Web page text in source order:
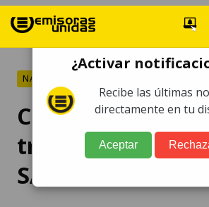
NACIONALES
Cinco puntos del
trabajo del
SAT, Werner
¿Activar
Recibe las últimas
directamente en tu
Aceptar